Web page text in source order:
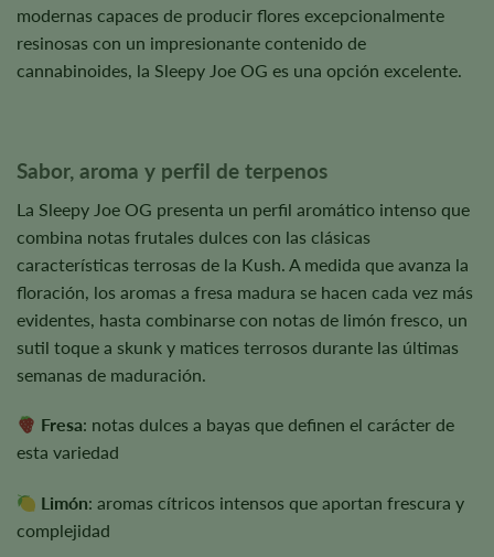
modernas capaces de producir flores excepcionalmente
resinosas con un impresionante contenido de
cannabinoides, la Sleepy Joe OG es una opción excelente.
Sabor, aroma y perfil de terpenos
La Sleepy Joe OG presenta un perfil aromático intenso que
combina notas frutales dulces con las clásicas
características terrosas de la Kush. A medida que avanza la
floración, los aromas a fresa madura se hacen cada vez más
evidentes, hasta combinarse con notas de limón fresco, un
sutil toque a skunk y matices terrosos durante las últimas
semanas de maduración.
Fresa: notas dulces a bayas que definen el carácter de
esta variedad
Limón: aromas cítricos intensos que aportan frescura y
complejidad